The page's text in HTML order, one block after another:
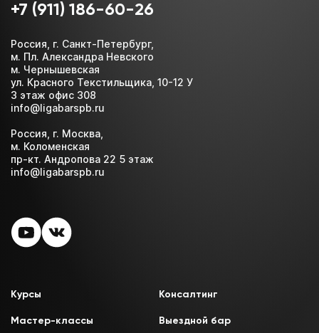
+7 (911) 186-60-26
Россия, г. Санкт-Петербург,
м. Пл. Александра Невского
м. Чернышевская
ул. Красного Текстильщика, 10-12 У
3 этаж офис 308
info@ligabarspb.ru
Россия, г. Москва,
м. Коломенская
пр-кт. Андропова 22 5 этаж
info@ligabarspb.ru
Курсы
Мастер-классы
Консалтинг
Выездной бар